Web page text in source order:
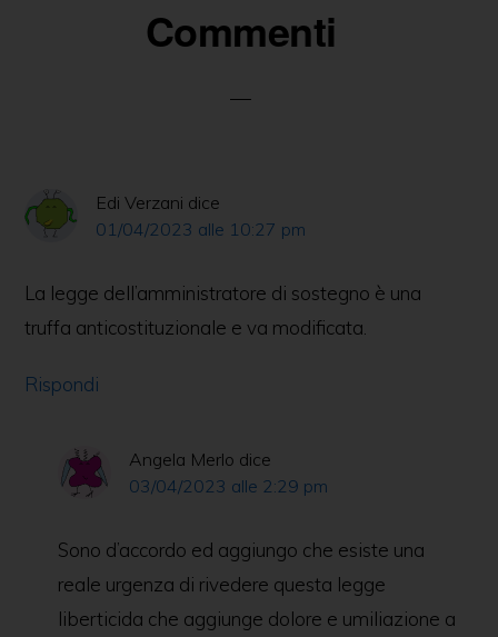
Commenti
Edi Verzani dice
01/04/2023 alle 10:27 pm
La legge dell’amministratore di sostegno è una
truffa anticostituzionale e va modificata.
Rispondi
Angela Merlo dice
03/04/2023 alle 2:29 pm
Sono d’accordo ed aggiungo che esiste una
reale urgenza di rivedere questa legge
liberticida che aggiunge dolore e umiliazione a